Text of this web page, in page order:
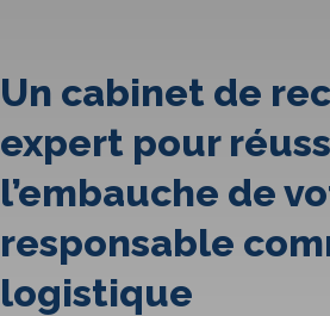
Un cabinet de
expert pour
l’embauche de
responsable
logistique